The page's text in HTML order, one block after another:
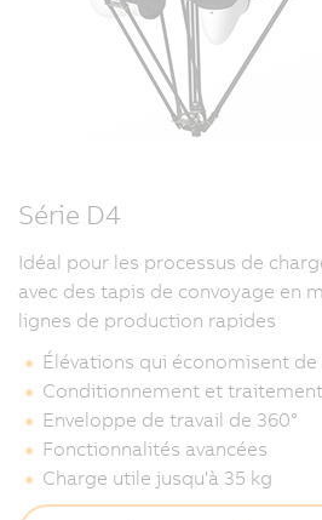
Série D4
Idéal pour les processus de
avec des tapis de convoyage en
lignes de production rapides
Élévations qui économisent de
Conditionnement et
Enveloppe de travail de 360°
Fonctionnalités avancées
Charge utile jusqu'à 35 kg